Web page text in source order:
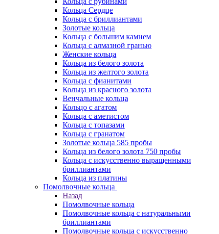
Кольца Сердце
Кольца с бриллиантами
Золотые кольца
Кольца с большим камнем
Кольца с алмазной гранью
Женские кольца
Кольца из белого золота
Кольца из желтого золота
Кольца с фианитами
Кольца из красного золота
Венчальные кольца
Кольцо с агатом
Кольца с аметистом
Кольца с топазами
Кольца с гранатом
Золотые кольца 585 пробы
Кольца из белого золота 750 пробы
Кольца с искусственно выращенными
бриллиантами
Кольца из платины
Помолвочные кольца
Назад
Помолвочные кольца
Помолвочные кольца с натуральными
бриллиантами
Помолвочные кольца с искусственно